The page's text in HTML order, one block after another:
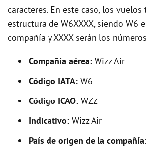
i
d
caracteres. En este caso, los vuelos
estructura de W6XXXX, siendo W6
compañía y XXXX serán los
Compañía aérea: Wizz Air
Código IATA: W6
Código ICAO: WZZ
Indicativo: Wizz Air
País de origen de la compañía: